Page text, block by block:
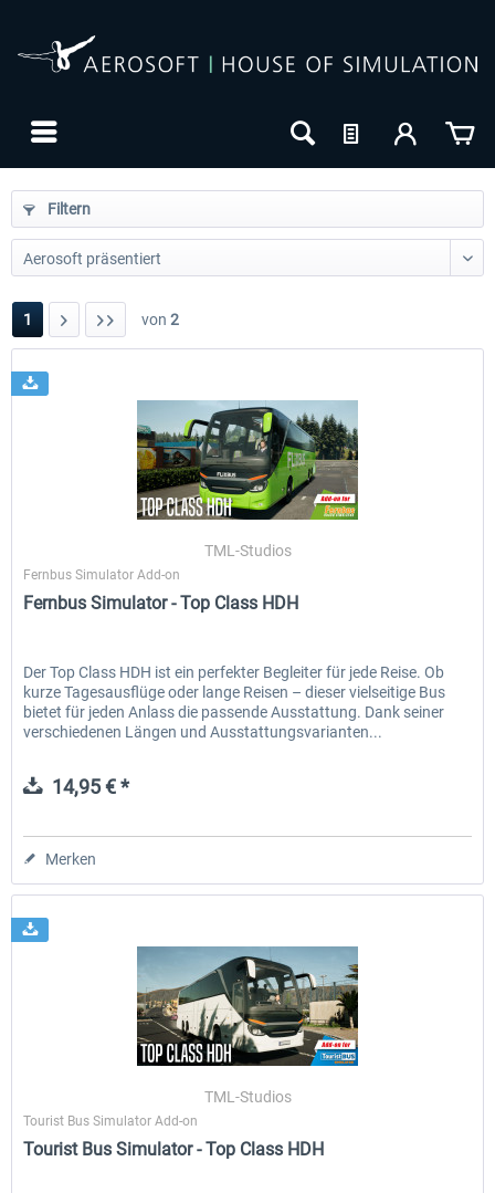
EmergencyDispatcherPro - 24h Free
Trial
0,00 € * 35,69 € *
Filtern
1 von 2
TML-Studios
Fernbus Simulator Add-on
Fernbus Simulator - Top Class HDH
Der Top Class HDH ist ein perfekter Begleiter für jede Reise. Ob
kurze Tagesausflüge oder lange Reisen – dieser vielseitige Bus
bietet für jeden Anlass die passende Ausstattung. Dank seiner
verschiedenen Längen und Ausstattungsvarianten...
14,95 € *
Merken
TML-Studios
Tourist Bus Simulator Add-on
Tourist Bus Simulator - Top Class HDH